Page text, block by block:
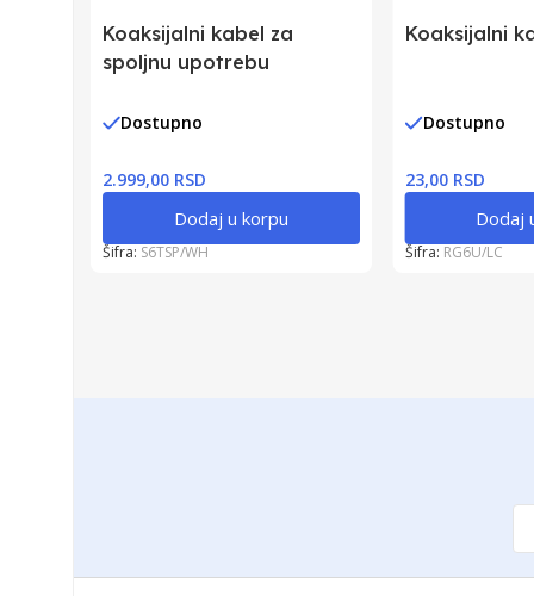
Koaksijalni kabel za
spoljnu upotrebu
Dostupno
2.999,00 RSD
Dodaj u korpu
Šifra: S6TSP/WH
Koaksijalni
Dostupno
23,00 RSD
Dodaj
Šifra: RG6U/LC